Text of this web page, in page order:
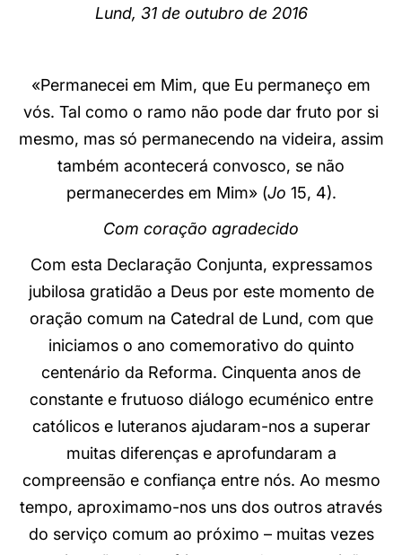
Lund, 31 de outubro de 2016
«Permanecei em Mim, que Eu permaneço em
vós. Tal como o ramo não pode dar fruto por si
mesmo, mas só permanecendo na videira, assim
também acontecerá convosco, se não
permanecerdes em Mim» (Jo 15, 4).
Com coração agradecido
Com esta Declaração Conjunta, expressamos
jubilosa gratidão a Deus por este momento de
oração comum na Catedral de Lund, com que
iniciamos o ano comemorativo do quinto
centenário da Reforma. Cinquenta anos de
constante e frutuoso diálogo ecuménico entre
católicos e luteranos ajudaram-nos a superar
muitas diferenças e aprofundaram a
compreensão e confiança entre nós. Ao mesmo
tempo, aproximamo-nos uns dos outros através
do serviço comum ao próximo – muitas vezes